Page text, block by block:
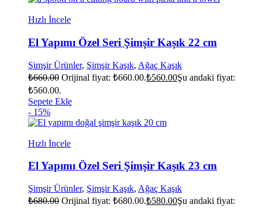
Hızlı İncele
El Yapımı Özel Seri Şimşir Kaşık 22 cm
Şimşir Ürünler, Şimşir Kaşık, Ağaç Kaşık
₺660.00 Orijinal fiyat: ₺660.00.₺560.00Şu andaki fiyat:
₺560.00.
Sepete Ekle
- 15%
Hızlı İncele
El Yapımı Özel Seri Şimşir Kaşık 23 cm
Şimşir Ürünler, Şimşir Kaşık, Ağaç Kaşık
₺680.00 Orijinal fiyat: ₺680.00.₺580.00Şu andaki fiyat: